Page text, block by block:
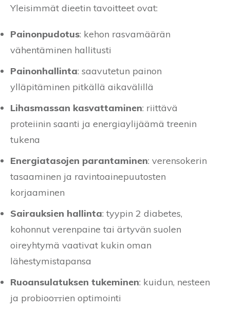
Yleisimmät dieetin tavoitteet ovat:
Painonpudotus: kehon rasvamäärän
vähentäminen hallitusti
Painonhallinta: saavutetun painon
ylläpitäminen pitkällä aikavälillä
Lihasmassan kasvattaminen: riittävä
proteiinin saanti ja energiaylijäämä treenin
tukena
Energiatasojen parantaminen: verensokerin
tasaaminen ja ravintoainepuutosten
korjaaminen
Sairauksien hallinta: tyypin 2 diabetes,
kohonnut verenpaine tai ärtyvän suolen
oireyhtymä vaativat kukin oman
lähestymistapansa
Ruoansulatuksen tukeminen: kuidun, nesteen
ja probiooттien optimointi